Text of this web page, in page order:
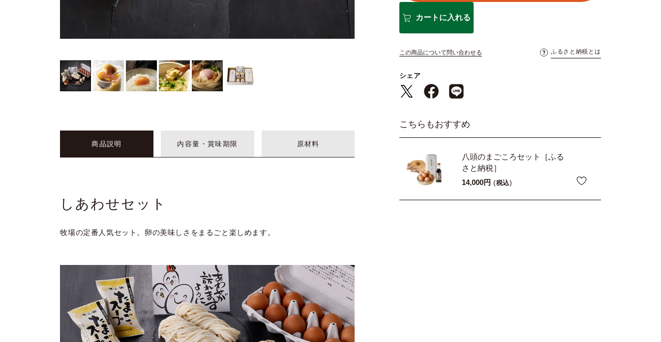
カートに入れる
この商品について問い合わせる ふるさと納税とは
シェア
こちらもおすすめ
八頭のまごころセット［ふる
さと納税］
14,000
税込
商品説明 内容量・賞味期限 原材料
しあわせセット
牧場の定番人気セット。卵の美味しさをまるごと楽しめます。